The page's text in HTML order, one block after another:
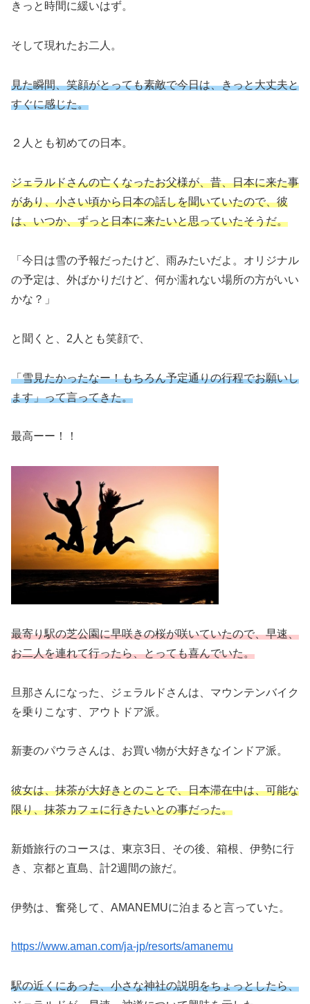
きっと時間に緩いはず。
そして現れたお二人。
見た瞬間、笑顔がとっても素敵で今日は、きっと大丈夫と
すぐに感じた。
２人とも初めての日本。
ジェラルドさんの亡くなったお父様が、昔、日本に来た事
があり、小さい頃から日本の話しを聞いていたので、彼
は、いつか、ずっと日本に来たいと思っていたそうだ。
「今日は雪の予報だったけど、雨みたいだよ。オリジナル
の予定は、外ばかりだけど、何か濡れない場所の方がいい
かな？」
と聞くと、2人とも笑顔で、
「雪見たかったなー！もちろん予定通りの行程でお願いし
ます」って言ってきた。
最高ーー！！
最寄り駅の芝公園に早咲きの桜が咲いていたので、早速、
お二人を連れて行ったら、とっても喜んでいた。
旦那さんになった、ジェラルドさんは、マウンテンバイク
を乗りこなす、アウトドア派。
新妻のパウラさんは、お買い物が大好きなインドア派。
彼女は、抹茶が大好きとのことで、日本滞在中は、可能な
限り、抹茶カフェに行きたいとの事だった。
新婚旅行のコースは、東京3日、その後、箱根、伊勢に行
き、京都と直島、計2週間の旅だ。
伊勢は、奮発して、AMANEMUに泊まると言っていた。
https://www.aman.com/ja-jp/resorts/amanemu
駅の近くにあった、小さな神社の説明をちょっとしたら、